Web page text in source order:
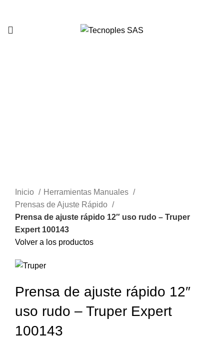
Inicio
Herramientas Manuales
Prensas de Ajuste Rápido
Prensa de ajuste rápido 12″ uso rudo – Truper
Expert 100143
Volver a los productos
Prensa de ajuste rápido 12″
uso rudo – Truper Expert
100143